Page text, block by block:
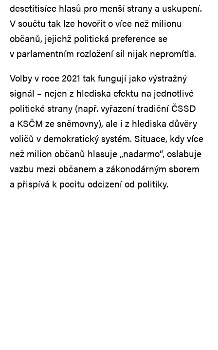
desetitisíce hlasů pro menší strany a uskupení.
V součtu tak lze hovořit o více než milionu
občanů, jejichž politická preference se
v parlamentním rozložení sil nijak nepromítla.
Volby v roce 2021 tak fungují jako výstražný
signál – nejen z hlediska efektu na jednotlivé
politické strany (např. vyřazení tradiční ČSSD
a KSČM ze sněmovny), ale i z hlediska důvěry
voličů v demokratický systém. Situace, kdy více
než milion občanů hlasuje „nadarmo“, oslabuje
vazbu mezi občanem a zákonodárným sborem
a přispívá k pocitu odcizení od politiky.